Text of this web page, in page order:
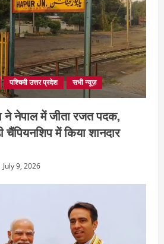
पश्चिमी उत्तर प्रदेश सभी न्यूज़
ने नेपाल में जीता रजत पदक,
चैंपियनशिप में किया शानदार
July 9, 2026